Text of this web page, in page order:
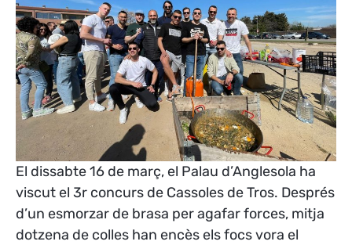
El dissabte 16 de març, el Palau d’Anglesola ha
viscut el 3r concurs de Cassoles de Tros. Després
d’un esmorzar de brasa per agafar forces, mitja
dotzena de colles han encès els focs vora el